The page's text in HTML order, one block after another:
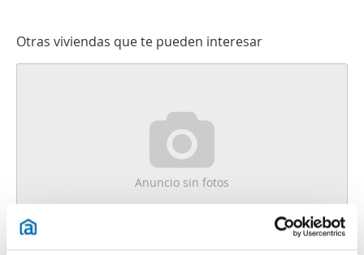
Otras viviendas que te pueden interesar
Anuncio sin fotos